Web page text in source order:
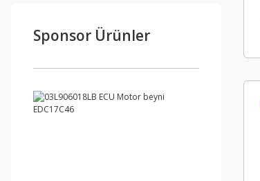
Sponsor Ürünler